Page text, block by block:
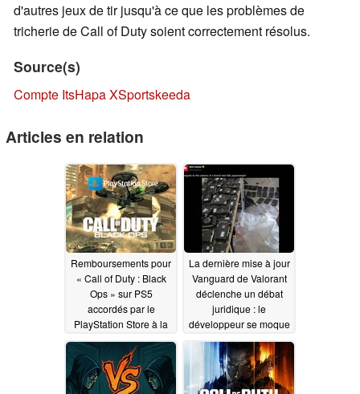
d'autres jeux de tir jusqu'à ce que les problèmes de
tricherie de Call of Duty soient correctement résolus.
Source(s)
Compte ItsHapa XSportskeeda
Articles en relation
Remboursements pour
« Call of Duty : Black
Ops » sur PS5
accordés par le
PlayStation Store à la
suite de piratages en
mode multijoueur
07/16/2026
La dernière mise à jour
Vanguard de Valorant
déclenche un débat
juridique : le
développeur se moque
des hackers à propos
des "presse-papiers à
6000 $"05/25/2026